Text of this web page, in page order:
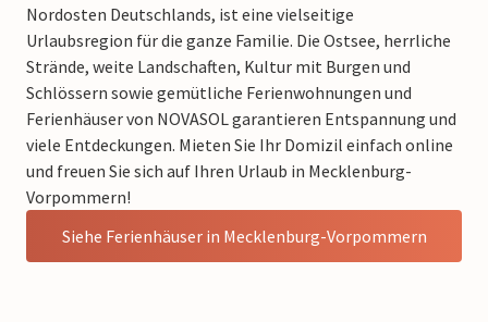
Nordosten Deutschlands, ist eine vielseitige
Urlaubsregion für die ganze Familie. Die Ostsee, herrliche
Strände, weite Landschaften, Kultur mit Burgen und
Schlössern sowie gemütliche Ferienwohnungen und
Ferienhäuser von NOVASOL garantieren Entspannung und
viele Entdeckungen. Mieten Sie Ihr Domizil einfach online
und freuen Sie sich auf Ihren Urlaub in Mecklenburg-
Vorpommern!
Siehe Ferienhäuser in Mecklenburg-Vorpommern